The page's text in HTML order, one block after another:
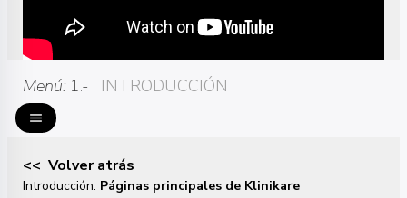
Menú: 1.- INTRODUCCIÓN
menu
<< Volver atrás
Introducción: Páginas principales de Klinikare